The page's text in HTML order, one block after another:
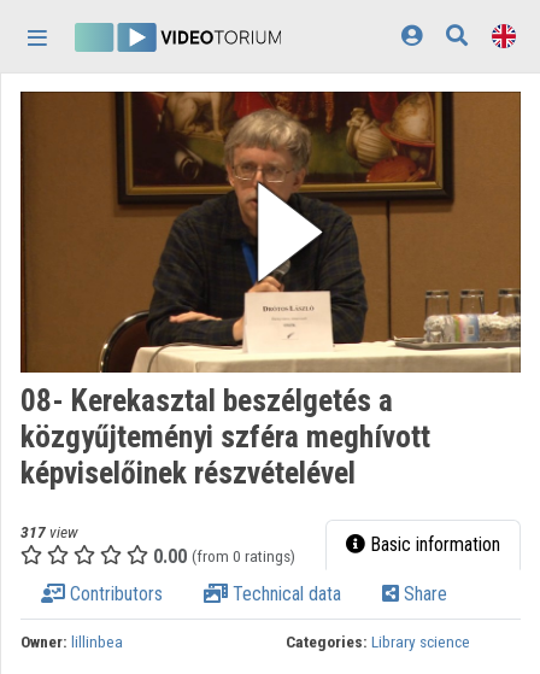
Organizations
Contributors
Appearance:light
08- Kerekasztal beszélgetés a
közgyűjteményi szféra meghívott
képviselőinek részvételével
317 view
0.00 (from 0 ratings) Basic information
Contributors Technical data Share
Owner: lillinbea Categories: Library science